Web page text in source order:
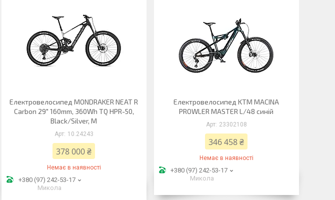
Електровелосипед MONDRAKER NEAT R
Carbon 29" 160mm, 360Wh TQ HPR-50,
Black/Silver, M
10.24243
378 000 ₴
Немає в наявності
+380 (97) 242-53-17
Микола
Електровелосипед KTM MACINA
PROWLER MASTER L/48 синій
23302108
346 458 ₴
Немає в наявності
+380 (97) 242-53-17
Микола